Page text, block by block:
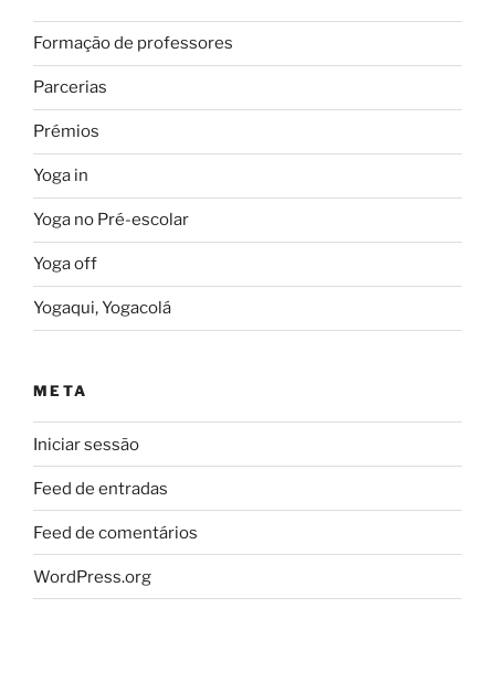
Formação de professores
Parcerias
Prémios
Yoga in
Yoga no Pré-escolar
Yoga off
Yogaqui, Yogacolá
META
Iniciar sessão
Feed de entradas
Feed de comentários
WordPress.org